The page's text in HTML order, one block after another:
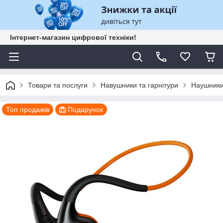
Інтернет-магазин цифрової техніки!
Товари та послуги Навушники та гарнітури
Топ продажів Подарунок